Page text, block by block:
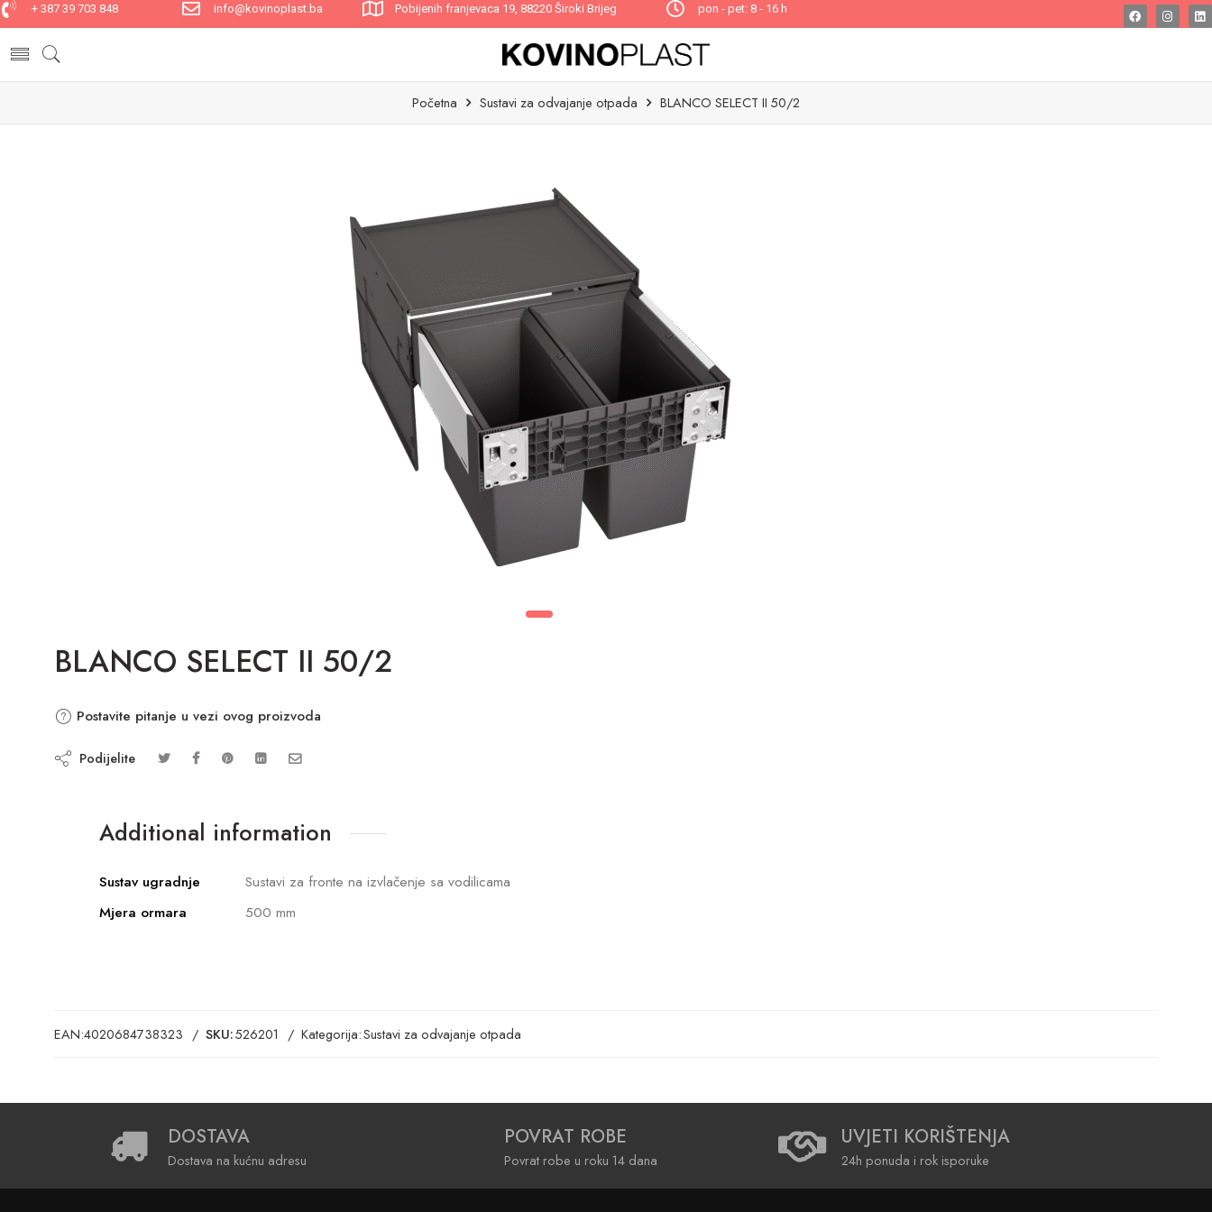
+ 387 39 703 848 info@kovinoplast.ba Pobijenih franjevaca 19, 88220 Široki Brijeg pon - pet: 8 - 16 h
Početna Sustavi za odvajanje otpada BLANCO SELECT II 50/2
BLANCO SELECT II 50/2
Postavite pitanje u vezi ovog proizvoda
Podijelite
Additional information
Sustav ugradnje
Sustavi za fronte na izvlačenje sa vodilicama
Mjera ormara
500 mm
EAN:4020684738323 SKU:526201 Kategorija:Sustavi za odvajanje otpada
DOSTAVA
Dostava na kućnu adresu
POVRAT ROBE
Povrat robe u roku 14 dana
UVJETI KORIŠTENJA
24h ponuda i rok isporuke